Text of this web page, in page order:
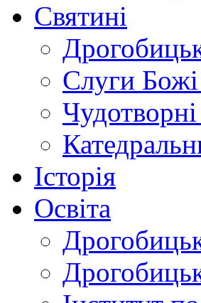
Святині
Слуги Божі
Історія
Освіта